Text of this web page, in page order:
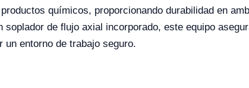
químicos, proporcionando durabilidad en
de flujo axial incorporado, este equipo
entorno de trabajo seguro.